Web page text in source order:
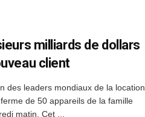
milliards de dollars
client
des leaders mondiaux de la location
de 50 appareils de la famille
matin. Cet ...